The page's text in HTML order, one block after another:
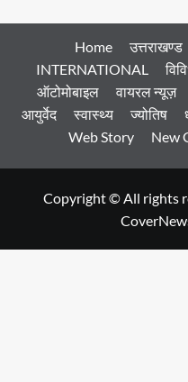
Home उत्तराखण्ड
INTERNATIONAL
ऑटोमोबाइल
वायरल न्यूज़
आयुर्वेद
स्वास्थ्य ज्योतिष
Web Story
New
Copyright © All rights